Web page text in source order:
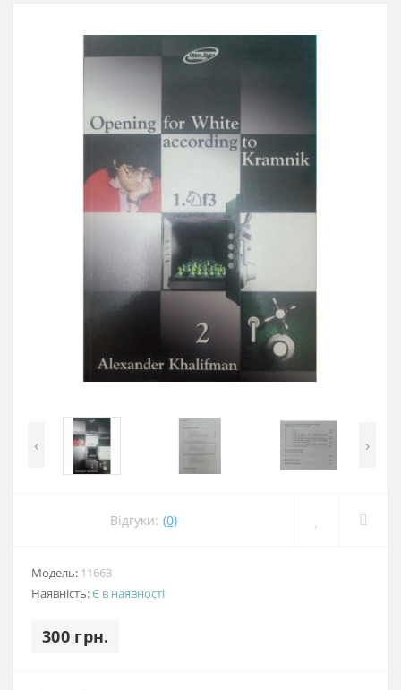
‹ ›
Відгуки: (0)
Модель: 11663
Наявність:Є в наявності
300 грн.